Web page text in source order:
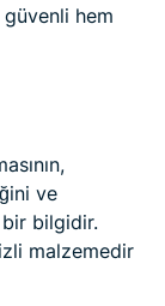
hem
ve
bir bilgidir.
malzemedir